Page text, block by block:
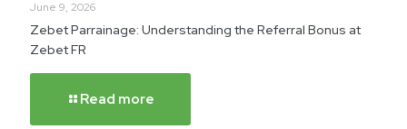
June 9, 2026
Zebet Parrainage: Understanding the Referral Bonus at
Zebet FR
Read more